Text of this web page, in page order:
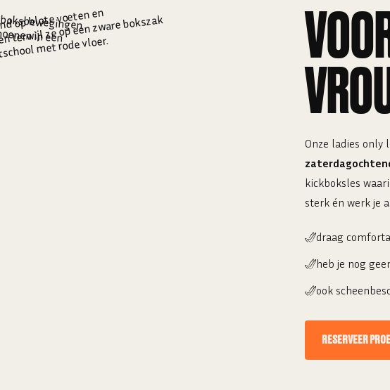
Onze ladies only
kickboksles
sterk én werk je
draag
heb je nog
ook
RESERVEER